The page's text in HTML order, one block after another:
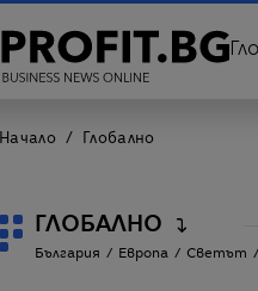
Начало Глобално
ГЛОБАЛНО
България Европа Светът